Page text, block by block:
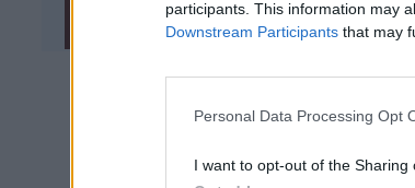
participants. This information may
Downstream Participants that may
Personal Data Processing Opt
I want to opt-out of the Sharing
La sfiducia del Procuratore